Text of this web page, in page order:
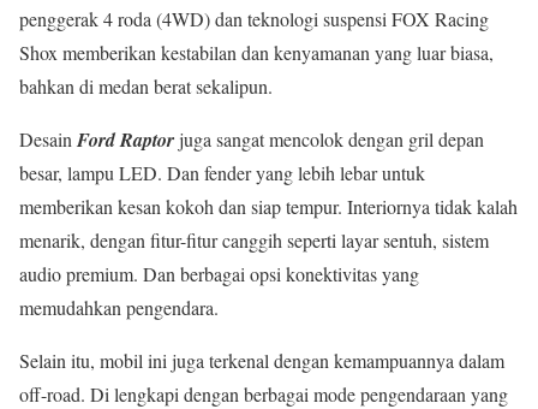
penggerak 4 roda (4WD) dan teknologi suspensi FOX Racing
Shox memberikan kestabilan dan kenyamanan yang luar biasa,
bahkan di medan berat sekalipun.
DesainFord Raptorjuga sangat mencolok dengan gril depan
besar, lampu LED. Dan fender yang lebih lebar untuk
memberikan kesan kokoh dan siap tempur. Interiornya tidak kalah
menarik, dengan fitur-fitur canggih seperti layar sentuh, sistem
audio premium. Dan berbagai opsi konektivitas yang
memudahkan pengendara.
Selain itu, mobil ini juga terkenal dengan kemampuannya dalam
off-road. Di lengkapi dengan berbagai mode pengendaraan yang